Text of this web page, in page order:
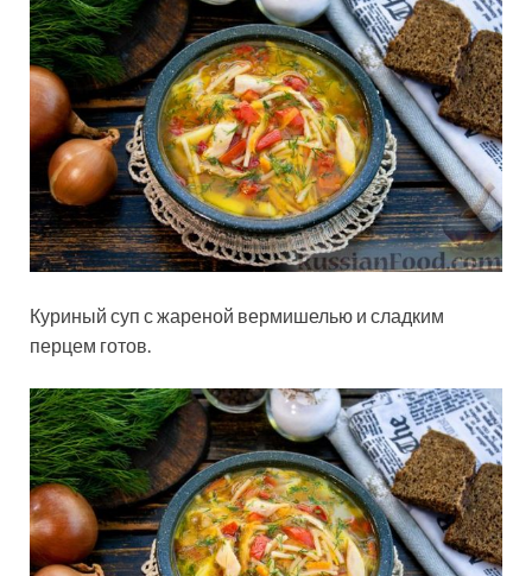
Куриный суп с жареной вермишелью и сладким
перцем готов.